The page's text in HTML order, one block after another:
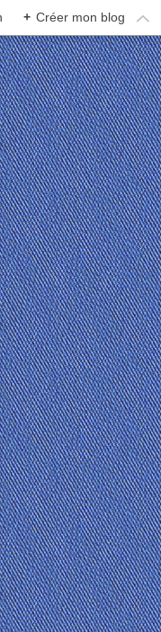
+ Créer mon blog